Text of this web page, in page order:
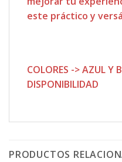
este práctico y
COLORES -> AZUL Y
DISPONIBILIDAD
PRODUCTOS